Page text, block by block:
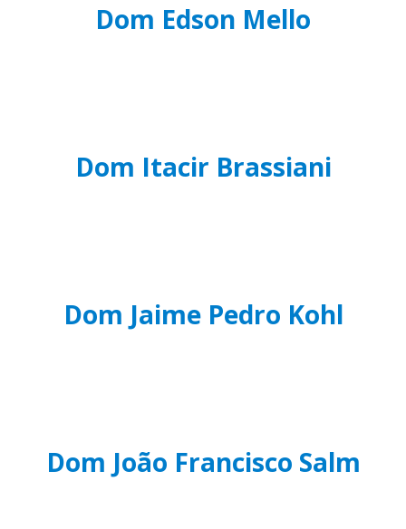
Dom Edson Mello
Dom Itacir Brassiani
Dom Jaime Pedro Kohl
Dom João Francisco Salm